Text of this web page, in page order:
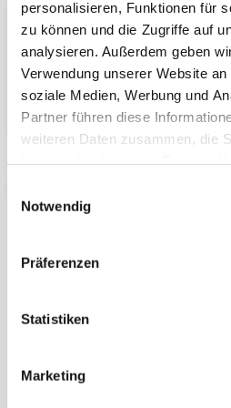
personalisieren, Funktionen für
zu können und die Zugriffe auf
analysieren. Außerdem geben
Verwendung unserer Website
soziale Medien, Werbung und
Partner führen diese
weiteren Daten zusammen, die
Notwendig
Präferenzen
Statistiken
Marketing
Hotel
Auszeit am
Nationalpark
bis zu
-48%
90 Sekunden Video